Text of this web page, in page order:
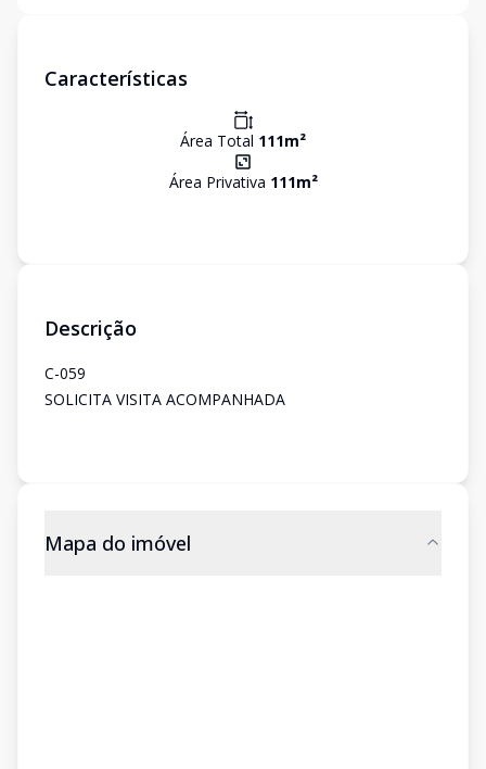
Características
Área Total 111m²
Área Privativa 111m²
Descrição
C-059
SOLICITA VISITA ACOMPANHADA
Mapa do imóvel